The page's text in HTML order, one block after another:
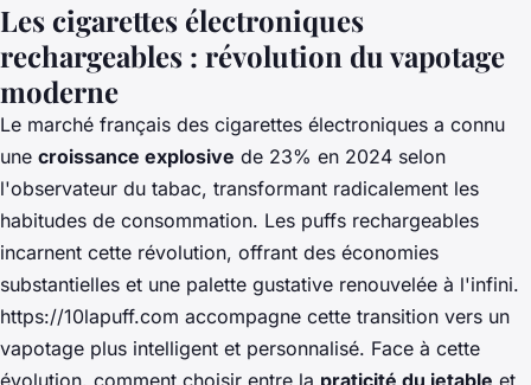
Les cigarettes électroniques
rechargeables : révolution du vapotage
moderne
Le marché français des cigarettes électroniques a connu
une croissance explosive de 23% en 2024 selon
l'observateur du tabac, transformant radicalement les
habitudes de consommation. Les puffs rechargeables
incarnent cette révolution, offrant des économies
substantielles et une palette gustative renouvelée à l'infini.
https://10lapuff.com accompagne cette transition vers un
vapotage plus intelligent et personnalisé. Face à cette